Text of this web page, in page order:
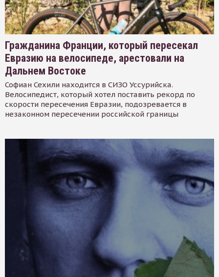
Гражданина Франции, который пересекал
Евразию на велосипеде, арестовали на
Дальнем Востоке
Софиан Сехили находится в СИЗО Уссурийска.
Велосипедист, который хотел поставить рекорд по
скорости пересечения Евразии, подозревается в
незаконном пересечении российской границы